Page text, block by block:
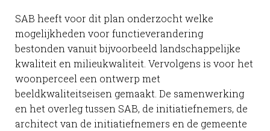
SAB heeft voor dit plan onderzocht welke
mogelijkheden voor functieverandering
bestonden vanuit bijvoorbeeld landschappelijke
kwaliteit en milieukwaliteit. Vervolgens is voor het
woonperceel een ontwerp met
beeldkwaliteitseisen gemaakt. De samenwerking
en het overleg tussen SAB, de initiatiefnemers, de
architect van de initiatiefnemers en de gemeente